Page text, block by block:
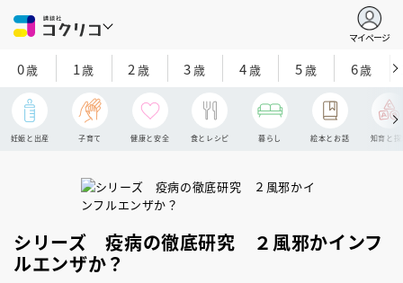
マイページ
0歳 1歳 2 歳 3歳 4歳 5歳 6歳
妊娠と出産 子育て 健康と安全 食とレシピ 暮らし 絵本とお話 知育と探
シリーズ 疫病の徹底研究 ２風邪かインフ
ルエンザか？